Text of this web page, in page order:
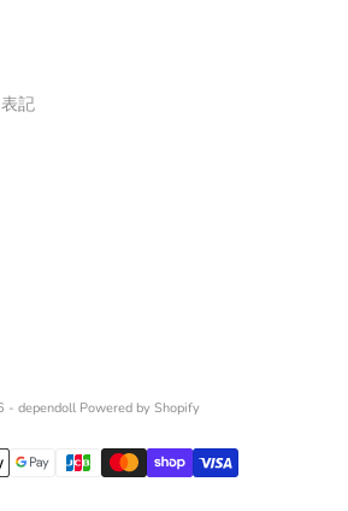
記
dependoll Powered by Shopify